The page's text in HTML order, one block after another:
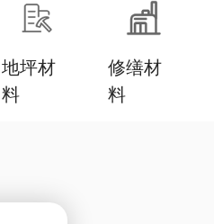
地坪材
料
修缮材
料